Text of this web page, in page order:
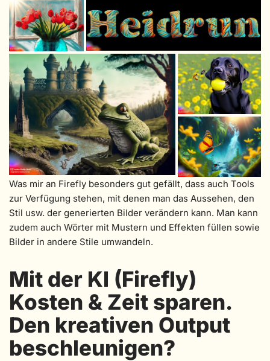
Was mir an Firefly besonders gut gefällt, dass auch Tools
zur Verfügung stehen, mit denen man das Aussehen, den
Stil usw. der generierten Bilder verändern kann. Man kann
zudem auch Wörter mit Mustern und Effekten füllen sowie
Bilder in andere Stile umwandeln.
Mit der KI (Firefly)
Kosten & Zeit sparen.
Den kreativen Output
beschleunigen?